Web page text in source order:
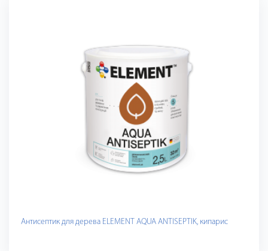
Антисептик для дерева ELEMENT AQUA ANTISEPTIK, кипарис